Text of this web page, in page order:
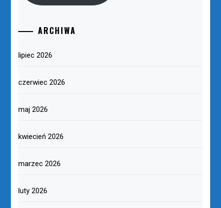
ARCHIWA
lipiec 2026
czerwiec 2026
maj 2026
kwiecień 2026
marzec 2026
luty 2026